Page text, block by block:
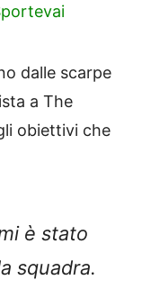
dalle scarpe
a The
obiettivi che
è stato
squadra.